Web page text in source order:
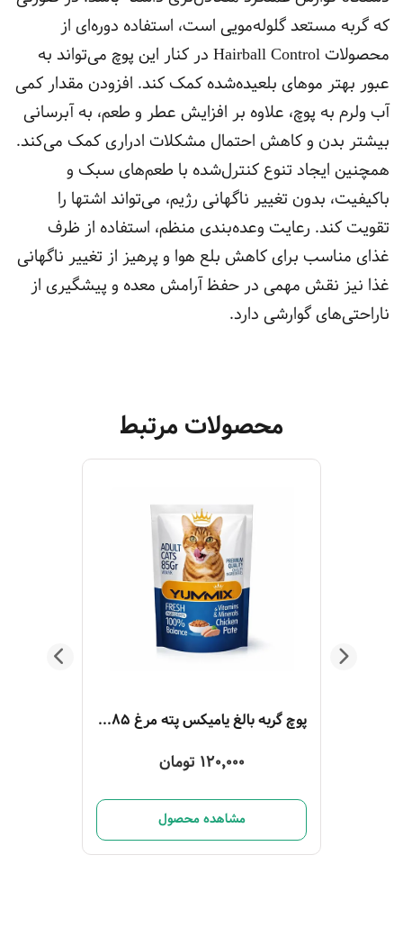
که گربه مستعد گلوله‌مویی است، استفاده دوره‌ای از
محصولات Hairball Control در کنار این پوچ می‌تواند به
عبور بهتر موهای بلعیده‌شده کمک کند. افزودن مقدار کمی
آب ولرم به پوچ، علاوه بر افزایش عطر و طعم، به آبرسانی
بیشتر بدن و کاهش احتمال مشکلات ادراری کمک می‌کند.
همچنین ایجاد تنوع کنترل‌شده با طعم‌های سبک و
باکیفیت، بدون تغییر ناگهانی رژیم، می‌تواند اشتها را
تقویت کند. رعایت وعده‌بندی منظم، استفاده از ظرف
غذای مناسب برای کاهش بلع هوا و پرهیز از تغییر ناگهانی
غذا نیز نقش مهمی در حفظ آرامش معده و پیشگیری از
ناراحتی‌های گوارشی دارد.
محصولات مرتبط
پوچ گربه بالغ یامیکس پته مرغ 85 گرم
120,000 تومان
مشاهده محصول